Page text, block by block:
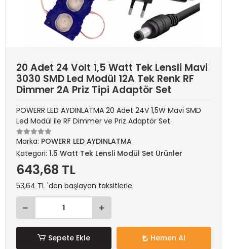
20 Adet 24 Volt 1,5 Watt Tek Lensli Mavi
3030 SMD Led Modül 12A Tek Renk RF
Dimmer 2A Priz Tipi Adaptör Set
POWERR LED AYDINLATMA 20 Adet 24V 1,5W Mavi SMD
Led Modül ile RF Dimmer ve Priz Adaptör Set.
Marka: POWERR LED AYDINLATMA
Kategori: 1.5 Watt Tek Lensli Modül Set Ürünler
643,68 TL
53,64 TL 'den başlayan taksitlerle
Sepete Ekle Hemen Al